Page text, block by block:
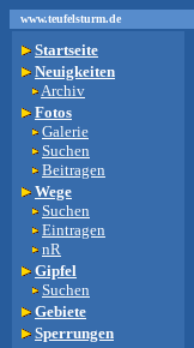
www.teufelsturm.de
Startseite
Neuigkeiten
Archiv
Fotos
Galerie
Suchen
Beitragen
Wege
Suchen
Eintragen
nR
Gipfel
Suchen
Gebiete
Sperrungen